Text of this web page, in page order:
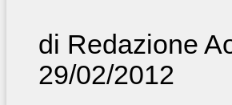
di Redazione
29/02/2012